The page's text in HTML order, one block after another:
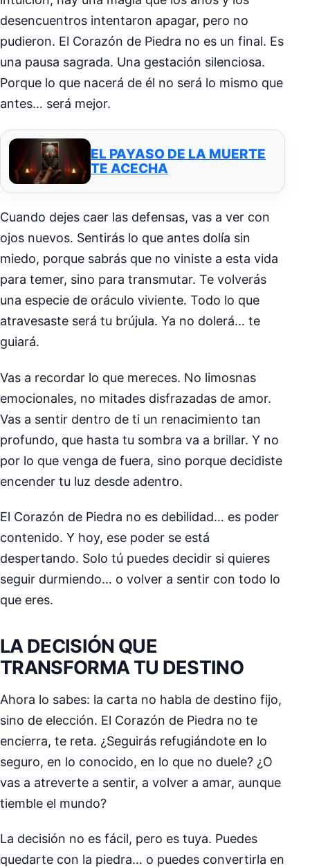
desencuentros intentaron apagar, pero no
pudieron. El Corazón de Piedra no es un final. Es
una pausa sagrada. Una gestación silenciosa.
Porque lo que nacerá de él no será lo mismo que
antes… será mejor.
EL PAYASO DE LA MUERTE
TE ACECHA
Cuando dejes caer las defensas, vas a ver con
ojos nuevos. Sentirás lo que antes dolía sin
miedo, porque sabrás que no viniste a esta vida
para temer, sino para transmutar. Te volverás
una especie de oráculo viviente. Todo lo que
atravesaste será tu brújula. Ya no dolerá… te
guiará.
Vas a recordar lo que mereces. No limosnas
emocionales, no mitades disfrazadas de amor.
Vas a sentir dentro de ti un renacimiento tan
profundo, que hasta tu sombra va a brillar. Y no
por lo que venga de fuera, sino porque decidiste
encender tu luz desde adentro.
El Corazón de Piedra no es debilidad… es poder
contenido. Y hoy, ese poder se está
despertando. Solo tú puedes decidir si quieres
seguir durmiendo… o volver a sentir con todo lo
que eres.
LA DECISIÓN QUE
TRANSFORMA TU DESTINO
Ahora lo sabes: la carta no habla de destino fijo,
sino de elección. El Corazón de Piedra no te
encierra, te reta. ¿Seguirás refugiándote en lo
seguro, en lo conocido, en lo que no duele? ¿O
vas a atreverte a sentir, a volver a amar, aunque
tiemble el mundo?
La decisión no es fácil, pero es tuya. Puedes
quedarte con la piedra… o puedes convertirla en